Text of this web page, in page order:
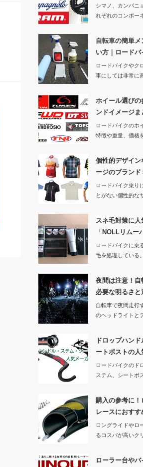
シマノ、カンパニ
れぞれのコンポー
自転車の簡単
い方｜ロード
ロードバイクやク
車にしては非常に
ホイール選びの
ンドイメージ
ロードバイクのホ
特徴や重量、価格
個性的デザイン
ージのブラン
ロードバイク乗り
とがない個性的な
スネ毛対策に
「NOLLリム
ロードバイクに乗
毛を処理している
夜間は注意！自
必要な明るさ
自転車で夜間走行
のヘッドライトと
ドロップハン
ートポストの
ロードバイクのド
ステム、シートポ
購入の参考に
レースにおす
ロングライドやロ
るコスパが高いク
ローラー台や